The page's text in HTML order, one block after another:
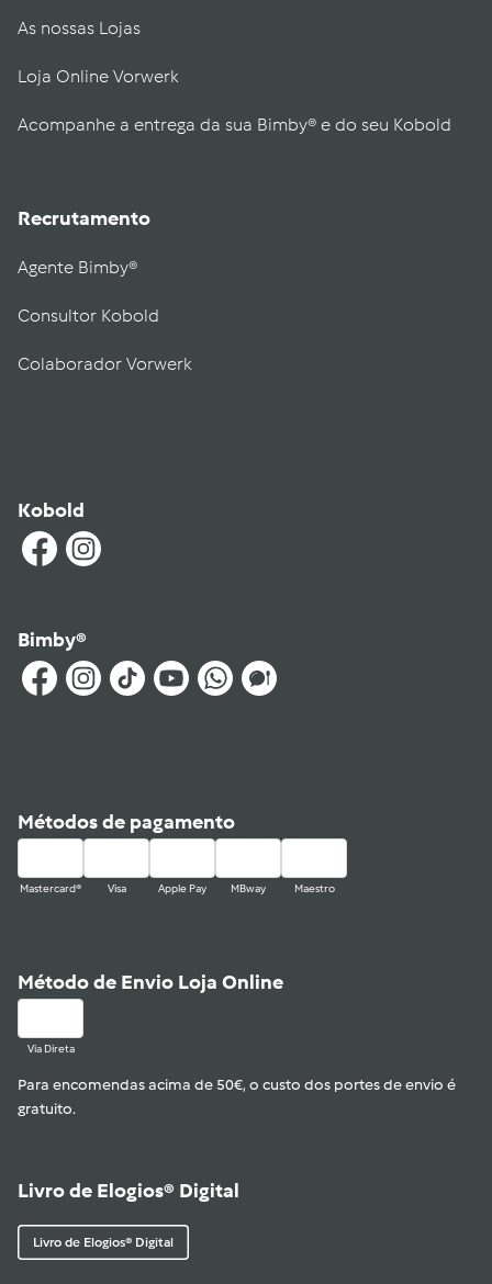
As nossas Lojas
Loja Online Vorwerk
Acompanhe a entrega da sua Bimby® e do seu Kobold
Recrutamento
Agente Bimby®
Consultor Kobold
Colaborador Vorwerk
Kobold
Bimby®
Métodos de pagamento
Mastercard® Visa Apple Pay MBway Maestro
Método de Envio Loja Online
Via Direta
Para encomendas acima de 50€, o custo dos portes de envio é
gratuito.
Livro de Elogios® Digital
Livro de Elogios® Digital